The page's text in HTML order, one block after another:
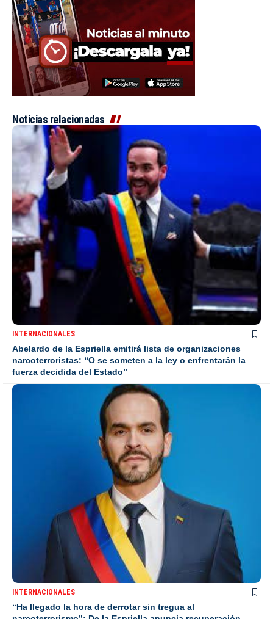
Noticias relacionadas
INTERNACIONALES
Abelardo de la Espriella emitirá lista de organizaciones
narcoterroristas: “O se someten a la ley o enfrentarán la
fuerza decidida del Estado”
INTERNACIONALES
“Ha llegado la hora de derrotar sin tregua al